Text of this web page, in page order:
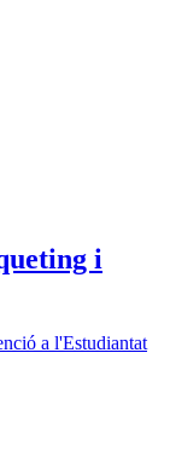
i
a l'Estudiantat